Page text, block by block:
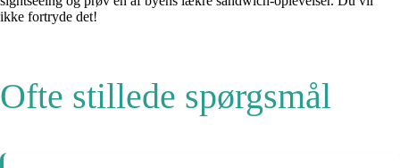
ikke fortryde det!
Ofte stillede spørgsmål